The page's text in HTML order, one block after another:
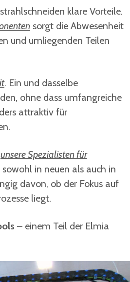
klare Vorteile.
sorgt die Abwesenheit
und umliegenden Teilen
. Ein und dasselbe
ohne dass umfangreiche
attraktiv für
unsere Spezialisten für
in neuen als auch in
davon, ob der Fokus auf
liegt.
– einem Teil der Elmia